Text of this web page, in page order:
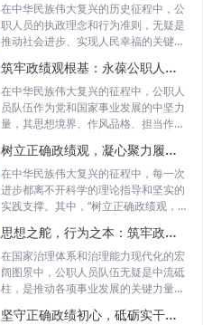
在中华民族伟大复兴的历史征程中，公
职人员的执政理念和行为准则，无疑是
推动社会进步、实现人民幸福的关键所
筑牢政绩观根基：永葆公职人员本色的时代考量与实践路径
在中华民族伟大复兴的征程中，公职人
员队伍作为党和国家事业发展的中坚力
量，其思想境界、作风品格、担当作为
树立正确政绩观，凝心聚力履职尽责：新时代下的治理智慧与实践路径
在中华民族伟大复兴的征程中，每一次
进步都离不开科学的理论指导和坚实的
实践支撑。其中，“树立正确政绩观，凝
思想之舵，行为之本：筑牢政绩观根基，永葆公职人员本色
在国家治理体系和治理能力现代化的宏
阔图景中，公职人员队伍无疑是中流砥
柱，是推动各项事业发展的关键力量。
坚守正确政绩初心，砥砺实干担当精神：新时代高质量发展的核心引擎